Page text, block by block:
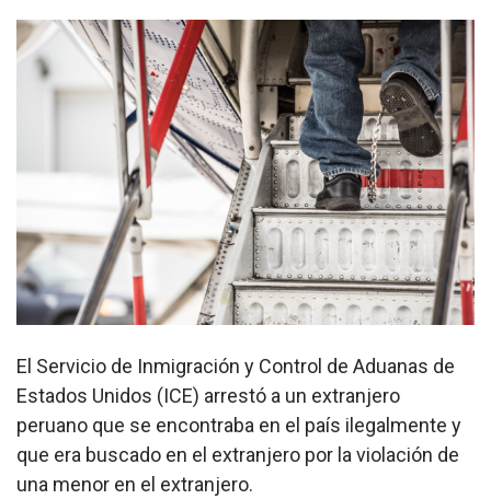
El Servicio de Inmigración y Control de Aduanas de
Estados Unidos (ICE) arrestó a un extranjero
peruano que se encontraba en el país ilegalmente y
que era buscado en el extranjero por la violación de
una menor en el extranjero.